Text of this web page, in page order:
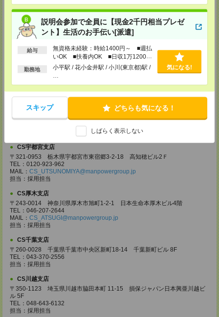
説明会参加で全員に【現金2千円相当プレゼ
ント】生活のお手伝い[派遣]
給与
無資格未経験：時給1400円～ ■週払
いOK ■扶養内OK ■日収1万1200円
以上
勤務地
小平駅 / 花小金井駅 / 小川(東京都)駅 /
気になる!
スキップ どちらも気になる！
しばらく表示しない
〒220-8136
神奈川県横浜市西区みなとみらい 2-2-1 横浜ランドマークタワー36F
TEL：0120-659-459
MAIL：CS_YOKOHAMA@manpowergroup.jp
担当：採用担当
CS大宮支店
〒330-0854 埼玉県さいたま市大宮区桜木町 1-10-16 シーノ大宮ノース
TEL：0120-769-355
CS_OMIYA@manpowergroup.jp
担当：採用担当
〒370-0831 群馬県高崎市あら町167 高崎第一生命ビルディング11Ｆ
TEL：027-320-6558
CS_TAKASAKI@manpowergroup.jp
CS宇都宮支店
〒321-0953 栃木県宇都宮市東宿郷3-2-18 高知穂ビル2Ｆ
TEL：0120-923-962
MAIL： CS_UTSUNOMIYA@manpowergroup.jp
担当：採用担当
CS厚木支店
〒243-0014 神奈川県厚木市旭町1-2-1 日本生命本厚木ビル4階
TEL：046-207-2644
MAIL： CS_ATSUGI@manpowergroup.jp
担当：採用担当
CS千葉支店
〒260-0028 千葉県千葉市中央区新町18-14 千葉新町ビル 8F
TEL：043-370-2556
担当：採用担当
CS川越支店
〒350-1123 埼玉県川越市脇田本町 11-15 損保ジャパン日本興亜川越ビ
ル 5F
TEL：048-643-6132
担当：採用担当